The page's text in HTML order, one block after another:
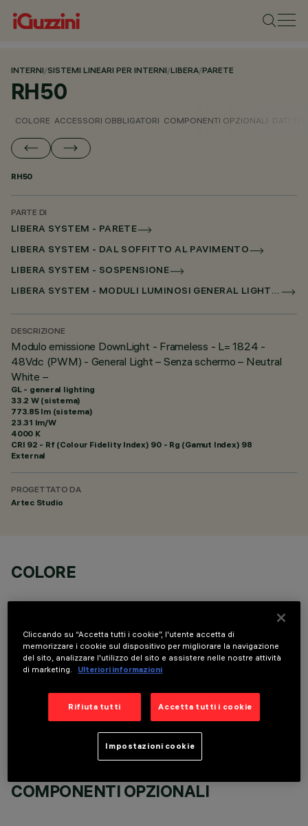
INTERNI/SISTEMI LINEARI PER INTERNI/LIBERA/PARETE
RH50
COLORE ACCESSORI OBBLIGATORI COMPONENTI OPZIONALI
RH50
PARTE DI
LIBERA SYSTEM - PARETE
LIBERA SYSTEM - DAL SOFFITTO AL PAVIMENTO
LIBERA SYSTEM - SOSPENSIONE
LIBERA SYSTEM - MODULI LUMINOSI GENERAL LIGHTING SENZA SCHERMO
DESCRIZIONE
Modulo emissione DownLight - Frameless - L= 1824 -
48Vdc (PWM) - General Light – Senza schermo – Neutral
White –
GL - general lighting
33.2 W (sistema)
773.85 lm (sistema)
23.31 lm/W
4000 K
CRI 92 - Rf (Colour Fidelity Index) 90 - Rg (Gamut Index) 98
External
PROGETTATO DA
Artec Studio
COLORE
ACCESSORI OBBLIGATORI
È necessario ordinare uno degli accessori obbligatori per installare e utilizzare correttamente il
COMPONENTI OPZIONALI
Cliccando su “Accetta tutti i cookie”, l'utente accetta di
memorizzare i cookie sul dispositivo per migliorare la navigazione
del sito, analizzare l'utilizzo del sito e assistere nelle nostre attività
di marketing.
Ulteriori informazioni
Rifiuta tutti Accetta tutti i cookie
Impostazioni cookie